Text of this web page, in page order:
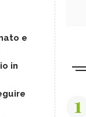
e
in
1